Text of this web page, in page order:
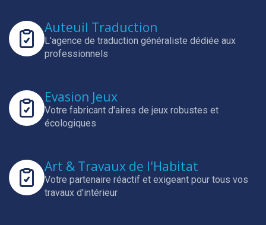
Auteuil Traduction
L'agence de traduction généraliste dédiée aux
professionnels
Evasion Jeux
Votre fabricant d'aires de jeux robustes et
écologiques
Art & Travaux de l'Habitat
Votre partenaire réactif et exigeant pour tous vos
travaux d'intérieur